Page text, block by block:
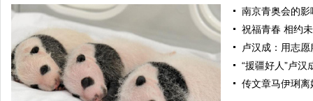
南京青奥会的
祝福青春 相约
卢汉成：用志
“援疆好人”卢汉
传文章马伊琍